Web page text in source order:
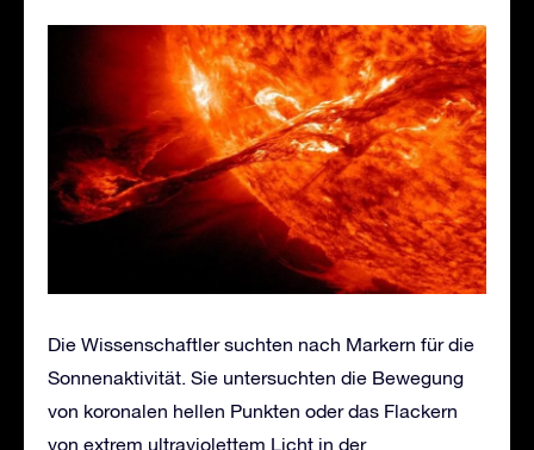
Die Wissenschaftler suchten nach Markern für die
Sonnenaktivität. Sie untersuchten die Bewegung
von koronalen hellen Punkten oder das Flackern
von extrem ultraviolettem Licht in der